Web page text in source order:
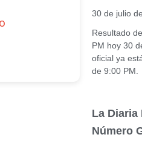
30 de julio
Resultado
PM hoy 30
oficial ya
de 9:00 PM.
La Diaria
Número